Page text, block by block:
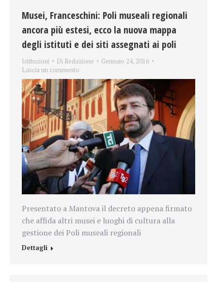
Musei, Franceschini: Poli museali regionali
ancora più estesi, ecco la nuova mappa
degli istituti e dei siti assegnati ai poli
Istituzioni Di Redazione
Gennaio 24, 2016
Lascia un commento
Presentato a Mantova il decreto appena firmato
che affida altri musei e luoghi di cultura alla
gestione dei Poli museali regionali
Dettagli